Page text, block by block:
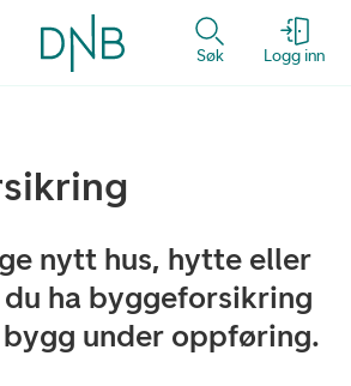
Søk Logg inn
nytt hus, hytte eller
ha byggeforsikring
under oppføring.